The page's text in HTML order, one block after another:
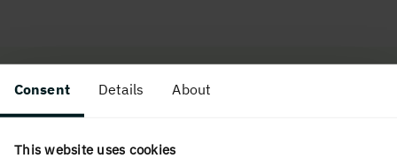
Consent Details About
This website uses cookies
FAKTA